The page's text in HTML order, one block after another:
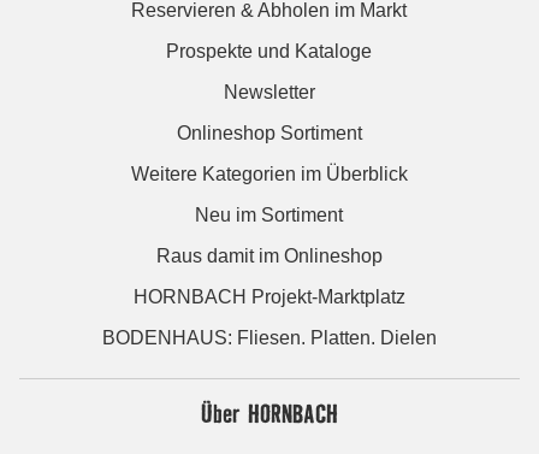
Reservieren & Abholen im Markt
Prospekte und Kataloge
Newsletter
Onlineshop Sortiment
Weitere Kategorien im Überblick
Neu im Sortiment
Raus damit im Onlineshop
HORNBACH Projekt-Marktplatz
BODENHAUS: Fliesen. Platten. Dielen
Über HORNBACH